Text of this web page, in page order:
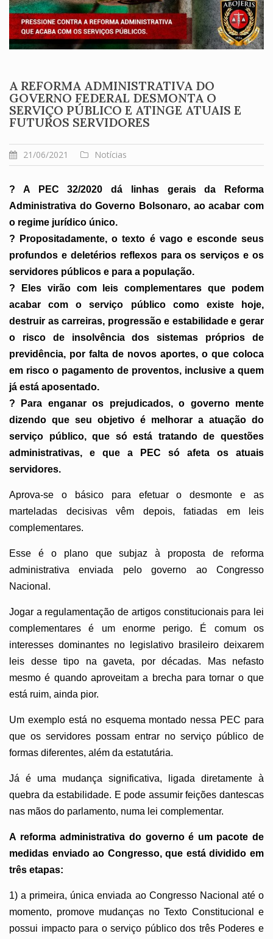
A REFORMA ADMINISTRATIVA DO
GOVERNO FEDERAL DESMONTA O
SERVIÇO PÚBLICO E ATINGE ATUAIS E
FUTUROS SERVIDORES
21/06/2021 Notícias
? A PEC 32/2020 dá linhas gerais da Reforma
Administrativa do Governo Bolsonaro, ao acabar com
o regime jurídico único.
? Propositadamente, o texto é vago e esconde seus
profundos e deletérios reflexos para os serviços e os
servidores públicos e para a população.
? Eles virão com leis complementares que podem
acabar com o serviço público como existe hoje,
destruir as carreiras, progressão e estabilidade e gerar
o risco de insolvência dos sistemas próprios de
previdência, por falta de novos aportes, o que coloca
em risco o pagamento de proventos, inclusive a quem
já está aposentado.
? Para enganar os prejudicados, o governo mente
dizendo que seu objetivo é melhorar a atuação do
serviço público, que só está tratando de questões
administrativas, e que a PEC só afeta os atuais
servidores.
Aprova-se o básico para efetuar o desmonte e as
marteladas decisivas vêm depois, fatiadas em leis
complementares.
Esse é o plano que subjaz à proposta de reforma
administrativa enviada pelo governo ao Congresso
Nacional.
Jogar a regulamentação de artigos constitucionais para lei
complementares é um enorme perigo. É comum os
interesses dominantes no legislativo brasileiro deixarem
leis desse tipo na gaveta, por décadas. Mas nefasto
mesmo é quando aproveitam a brecha para tornar o que
está ruim, ainda pior.
Um exemplo está no esquema montado nessa PEC para
que os servidores possam entrar no serviço público de
formas diferentes, além da estatutária.
Já é uma mudança significativa, ligada diretamente à
quebra da estabilidade. E pode assumir feições dantescas
nas mãos do parlamento, numa lei complementar.
A reforma administrativa do governo é um pacote de
medidas enviado ao Congresso, que está dividido em
três etapas:
1) a primeira, única enviada ao Congresso Nacional até o
momento, promove mudanças no Texto Constitucional e
possui impacto para o serviço público dos três Poderes e